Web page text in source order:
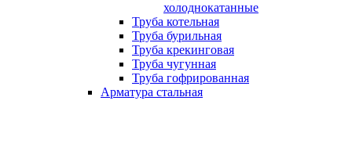
холоднокатанные
Труба котельная
Труба бурильная
Труба крекинговая
Труба чугунная
Труба гофрированная
Арматура стальная